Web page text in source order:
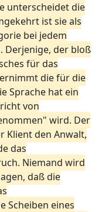
unterscheidet die
ist sie als
bei jedem
Derjenige, der bloß
für das
die für die
Sprache hat ein
von
wird. Der
Klient den Anwalt,
das
Niemand wird
daß die
Scheiben eines